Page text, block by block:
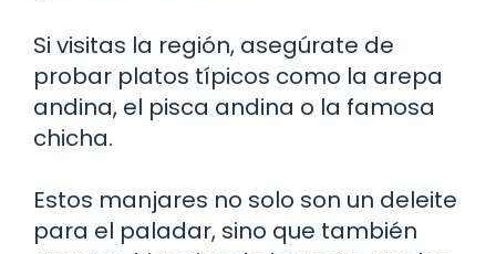
Si visitas la región, asegúrate de
probar platos típicos como la arepa
andina, el pisca andina o la famosa
chicha.
Estos manjares no solo son un deleite
para el paladar, sino que también